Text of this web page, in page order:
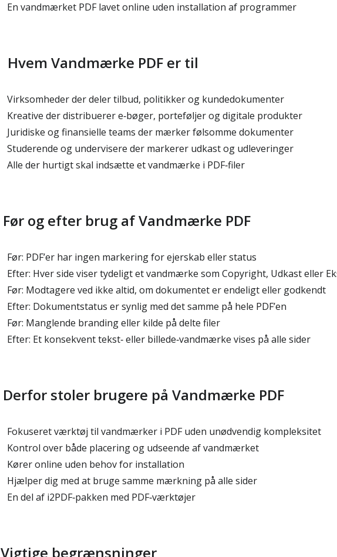
En vandmærket PDF lavet online uden installation af programmer
Hvem Vandmærke PDF er til
Virksomheder der deler tilbud, politikker og kundedokumenter
Kreative der distribuerer e‑bøger, porteføljer og digitale produkter
Juridiske og finansielle teams der mærker følsomme dokumenter
Studerende og undervisere der markerer udkast og udleveringer
Alle der hurtigt skal indsætte et vandmærke i PDF‑filer
Før og efter brug af Vandmærke PDF
Før: PDF’er har ingen markering for ejerskab eller status
Efter: Hver side viser tydeligt et vandmærke som Copyright, Udkast eller
Før: Modtagere ved ikke altid, om dokumentet er endeligt eller godkendt
Efter: Dokumentstatus er synlig med det samme på hele PDF’en
Før: Manglende branding eller kilde på delte filer
Efter: Et konsekvent tekst‑ eller billede‑vandmærke vises på alle sider
Derfor stoler brugere på Vandmærke PDF
Fokuseret værktøj til vandmærker i PDF uden unødvendig kompleksitet
Kontrol over både placering og udseende af vandmærket
Kører online uden behov for installation
Hjælper dig med at bruge samme mærkning på alle sider
En del af i2PDF‑pakken med PDF‑værktøjer
Vigtige begrænsninger